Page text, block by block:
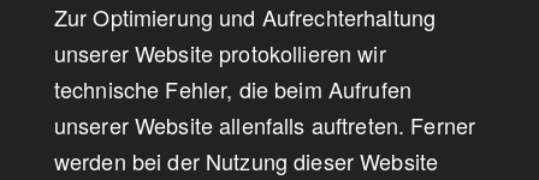
Zur Optimierung und Aufrechterhaltung
unserer Website protokollieren wir
technische Fehler, die beim Aufrufen
unserer Website allenfalls auftreten. Ferner
werden bei der Nutzung dieser Website